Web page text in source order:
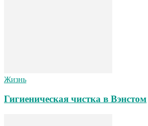
Жизнь
Гигиеническая чистка в Вэнстом